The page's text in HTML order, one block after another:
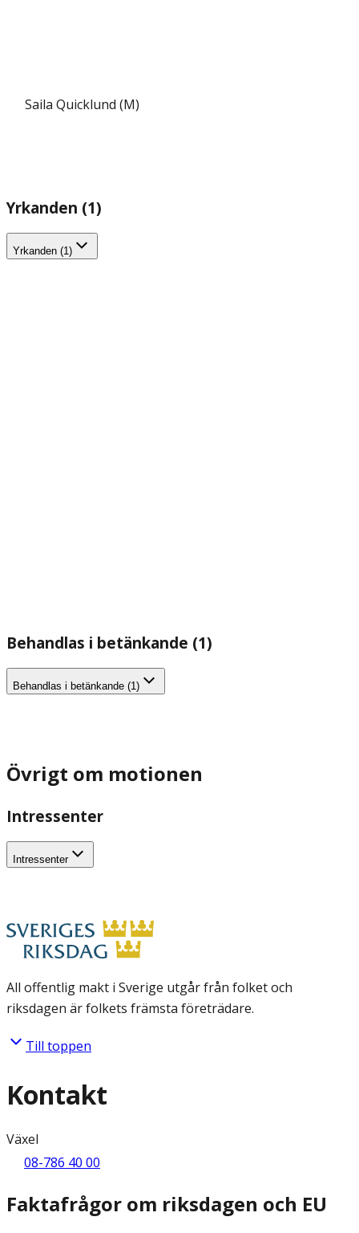
Saila Quicklund (M)
Yrkanden (1)
Yrkanden (1)
Behandlas i betänkande (1)
Behandlas i betänkande (1)
Övrigt om motionen
Intressenter
Intressenter
All offentlig makt i Sverige utgår från folket och
riksdagen är folkets främsta företrädare.
Till toppen
Kontakt
Växel
08-786 40 00
Faktafrågor om riksdagen och EU